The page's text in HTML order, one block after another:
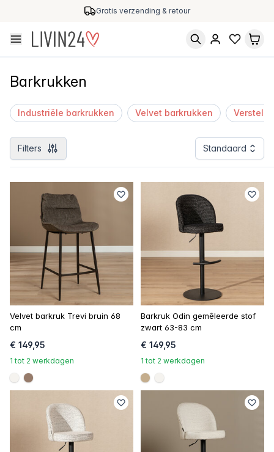
Barkrukken
Industriële barkrukken Velvet barkrukken
Filters Standaard
Velvet barkruk Trevi bruin 68
cm
€ 149,95
1 tot 2 werkdagen
#f5f3ef#967b6a
Barkruk Odin gemêleerde stof
zwart 63-83 cm
€ 149,95
1 tot 2 werkdagen
#c4ad8d
#f5f3ef